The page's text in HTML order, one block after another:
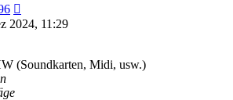
Beitrag
2024, 11:29
(Soundkarten, Midi, usw.)